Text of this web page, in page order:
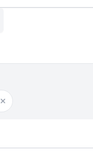
Filter entfernen